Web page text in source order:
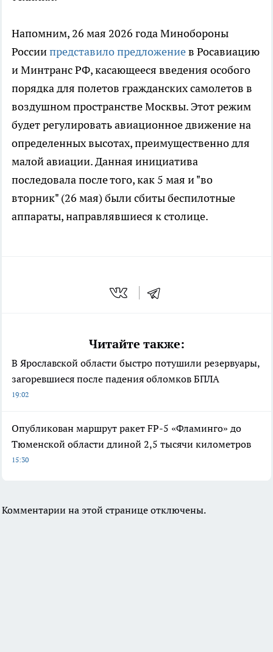
Напомним, 26 мая 2026 года Минобороны
Россиипредставило предложениев Росавиацию
и Минтранс РФ, касающееся введения особого
порядка для полетов гражданских самолетов в
воздушном пространстве Москвы. Этот режим
будет регулировать авиационное движение на
определенных высотах, преимущественно для
малой авиации. Данная инициатива
последовала после того, как 5 мая и "во
вторник" (26 мая) были сбиты беспилотные
аппараты, направлявшиеся к столице.
Читайте также:
В Ярославской области быстро потушили резервуары,
загоревшиеся после падения обломков БПЛА
19:02
Опубликован маршрут ракет FP-5 «Фламинго» до
Тюменской области длиной 2,5 тысячи километров
15:30
Комментарии на этой странице отключены.